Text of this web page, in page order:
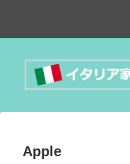
Apple